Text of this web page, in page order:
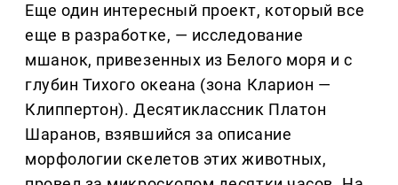
Еще один интересный проект, который все
еще в разработке, — исследование
мшанок, привезенных из Белого моря и с
глубин Тихого океана (зона Кларион —
Клиппертон). Десятиклассник Платон
Шаранов, взявшийся за описание
морфологии скелетов этих животных,